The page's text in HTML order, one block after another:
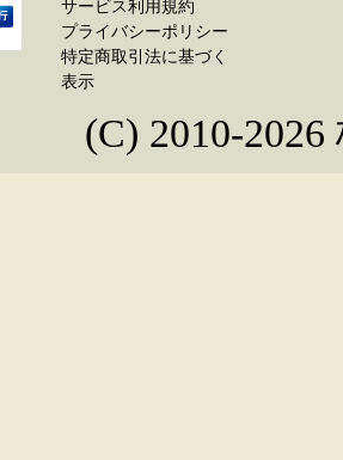
サービス利用規約
プライバシーポリシー
特定商取引法に基づく
表示
(C) 2010-